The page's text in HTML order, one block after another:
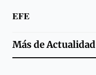
EFE
Más deActualidad